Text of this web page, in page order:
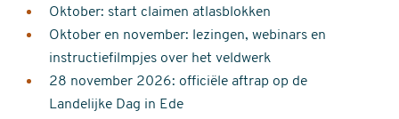
Oktober: start claimen atlasblokken
Oktober en november: lezingen, webinars en
instructiefilmpjes over het veldwerk
28 november 2026: officiële aftrap op de
Landelijke Dag in Ede